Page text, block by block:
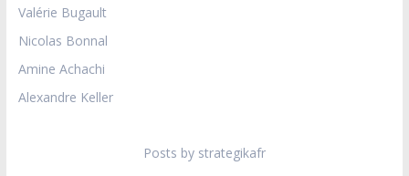
Valérie Bugault
Nicolas Bonnal
Amine Achachi
Alexandre Keller
Posts by strategikafr